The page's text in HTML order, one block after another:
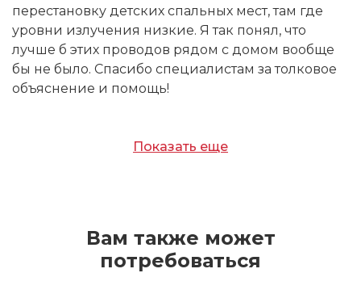
перестановку детских спальных мест, там где
уровни излучения низкие. Я так понял, что
лучше б этих проводов рядом с домом вообще
бы не было. Спасибо специалистам за толковое
объяснение и помощь!
Показать еще
Вам также может
потребоваться